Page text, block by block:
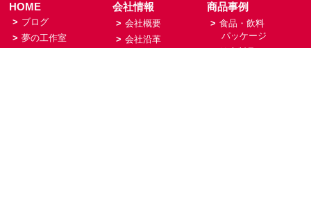
HOME
> ブログ
> 夢の工作室
会社情報
> 会社概要
> 会社沿革
商品事例
> 食品・飲料
パッケージ